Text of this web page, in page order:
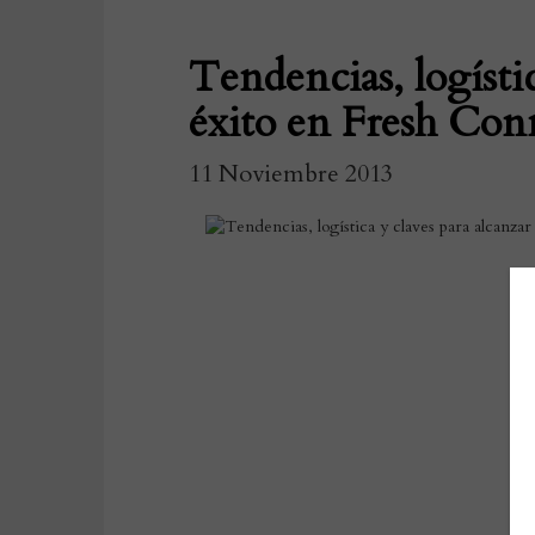
Tendencias,
éxito en Fresh
11 Noviembre 2013